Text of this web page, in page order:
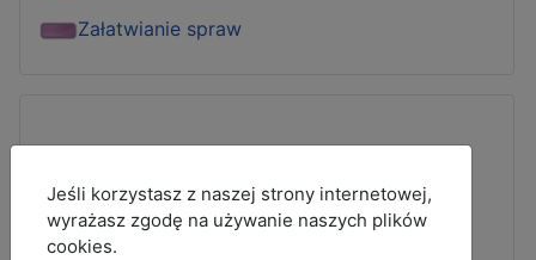
Załatwianie spraw
MOD_JBCOOKIES_LANG_HEADER_DEFAULT
Jeśli korzystasz z naszej strony internetowej,
wyrażasz zgodę na używanie naszych plików
cookies.